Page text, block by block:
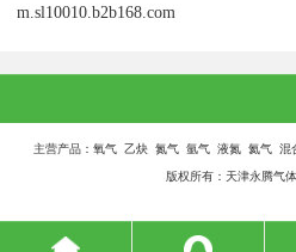
m.sl10010.b2b168.com
主营产品：氧气 乙炔 氮气 氩气 液氮 氦气
版权所有：天津永腾气